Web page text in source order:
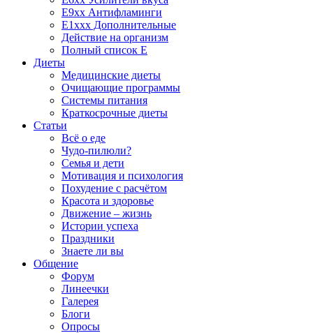
E9xx Антифламинги
E1xxx Дополнительные
Действие на организм
Полный список E
Диеты
Медицинские диеты
Очищающие программы
Системы питания
Краткосрочные диеты
Статьи
Всё о еде
Чудо-пилюли?
Семья и дети
Мотивация и психология
Похудение с расчётом
Красота и здоровье
Движение – жизнь
Истории успеха
Праздники
Знаете ли вы
Общение
Форум
Линеечки
Галерея
Блоги
Опросы